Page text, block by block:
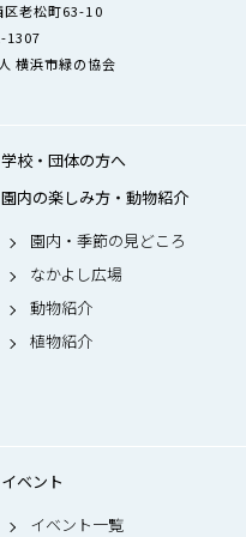
老松町63-10
1307
横浜市緑の協会
学校・団体の方へ
園内の楽しみ方・動物紹介
園内・季節の見どころ
なかよし広場
動物紹介
植物紹介
イベント
イベント一覧